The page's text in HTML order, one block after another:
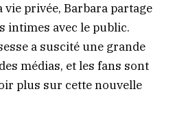
privée, Barbara partage
intimes avec le public.
a suscité une grande
médias, et les fans sont
plus sur cette nouvelle